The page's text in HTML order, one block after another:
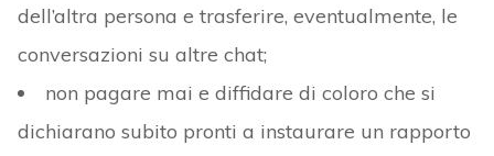
dell’altra persona e trasferire, eventualmente, le
conversazioni su altre chat;
non pagare mai e diffidare di coloro che si
dichiarano subito pronti a instaurare un rapporto